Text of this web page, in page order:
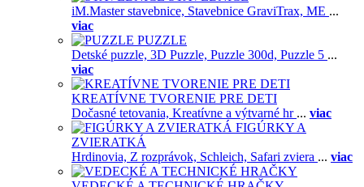
iM.Master stavebnice, Stavebnice GraviTrax, ME ...
viac
PUZZLE
Detské puzzle, 3D Puzzle, Puzzle 300d, Puzzle 5 ...
viac
KREATÍVNE TVORENIE PRE DETI
Dočasné tetovania, Kreatívne a výtvarné hr ... viac
FIGÚRKY A
ZVIERATKÁ
Hrdinovia, Z rozprávok, Schleich, Safari zviera ... viac